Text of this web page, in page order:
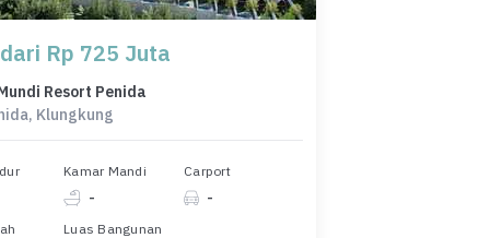
Rp 725 Juta
Resort Penida
Klungkung
Kamar Mandi
-
Carport
-
Luas Bangunan